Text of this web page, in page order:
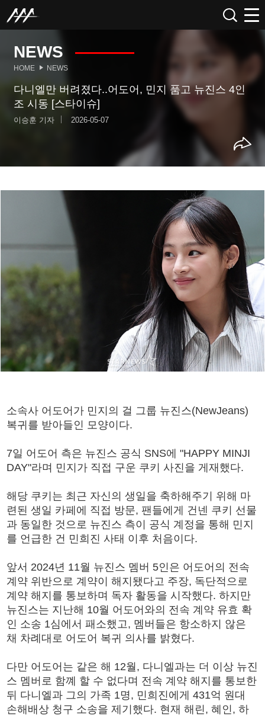
NEWS
HOME NEWS
다니엘만 버려졌다..어도어, 민지 품고 뉴진스 4인
조 시동 [스타이슈]
이승훈 기자 2026-05-07
소속사 어도어가 민지의 걸 그룹 뉴진스(NewJeans)
복귀를 받아들인 모양이다.
7일 어도어 측은 뉴진스 공식 SNS에 "HAPPY MINJI
DAY"라며 민지가 직접 구운 쿠키 사진을 게재했다.
해당 쿠키는 최근 자신의 생일을 축하해주기 위해 마
련된 생일 카페에 직접 방문, 팬들에게 건넨 쿠키 선물
과 동일한 것으로 뉴진스 측이 공식 계정을 통해 민지
를 언급한 건 민희진 사태 이후 처음이다.
앞서 2024년 11월 뉴진스 멤버 5인은 어도어의 전속
계약 위반으로 계약이 해지됐다고 주장, 독단적으로
계약 해지를 통보하며 독자 활동을 시작했다. 하지만
뉴진스는 지난해 10월 어도어와의 전속 계약 유효 확
인 소송 1심에서 패소했고, 멤버들은 항소하지 않은
채 차례대로 어도어 복귀 의사를 밝혔다.
다만 어도어는 같은 해 12월, 다니엘과는 더 이상 뉴진
스 멤버로 함꼐 할 수 없다며 전속 계약 해지를 통보한
뒤 다니엘과 그의 가족 1명, 민희진에게 431억 원대
손해배상 청구 소송을 제기했다. 현재 해린, 혜인, 하